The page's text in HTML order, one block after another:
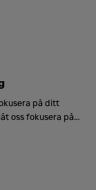
på ditt
oss fokusera på